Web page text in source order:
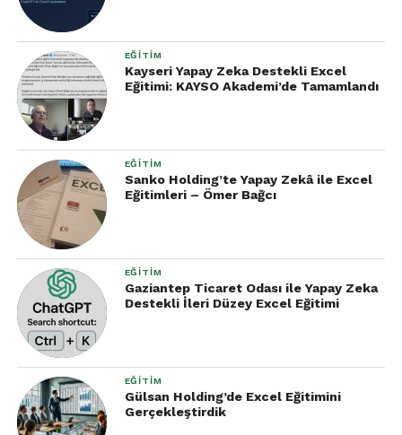
EĞITIM
Kayseri Yapay Zeka Destekli Excel
Eğitimi: KAYSO Akademi’de Tamamlandı
EĞITIM
Sanko Holding’te Yapay Zekâ ile Excel
Eğitimleri – Ömer Bağcı
EĞITIM
Gaziantep Ticaret Odası ile Yapay Zeka
Destekli İleri Düzey Excel Eğitimi
EĞITIM
Gülsan Holding’de Excel Eğitimini
Gerçekleştirdik